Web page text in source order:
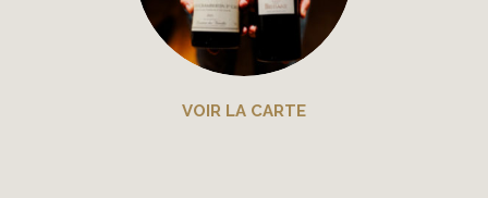
VOIR LA CARTE